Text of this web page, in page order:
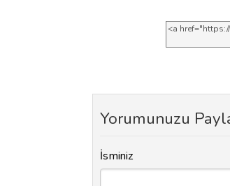
Yorumunuzu
İsminiz